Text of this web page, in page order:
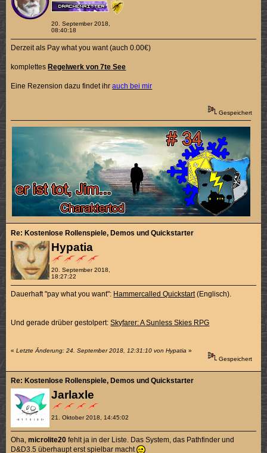
20. September 2018,
08:40:18
Derzeit als Pay what you want (auch 0.00€)
komplettesRegelwerk von 7te See
Eine Rezension dazu findet ihrauch bei mir
Gespeichert
Hypatia
20. September 2018,
18:27:22
Re: Kostenlose Rollenspiele, Demos und Quickstarter
Dauerhaft "pay what you want": Hammercalled Quickstart(Englisch).
Und gerade drüber gestolpert:Skyfarer: A Sunless Skies RPG
«Letzte Änderung: 24. September 2018, 12:31:10 von Hypatia »
Gespeichert
Jarlaxle
21. Oktober 2018, 14:45:02
Re: Kostenlose Rollenspiele, Demos und Quickstarter
Oha,microlite20 fehlt ja in der Liste. Das System, das Pathfinder und
D&D3.5 überhaupt erst spielbar macht